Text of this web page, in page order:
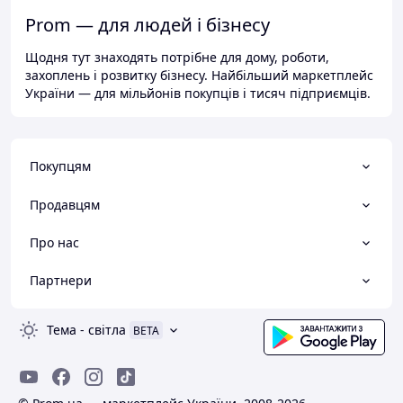
Prom — для людей і бізнесу
Щодня тут знаходять потрібне для дому, роботи,
захоплень і розвитку бізнесу. Найбільший маркетплейс
України — для мільйонів покупців і тисяч підприємців.
Покупцям
Продавцям
Про нас
Партнери
Тема - світла BETA